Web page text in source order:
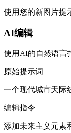
使用您的新图片提
AI编辑
使用AI的自然语言
原始提示词
一个现代城市天际
编辑指令
添加未来主义元素